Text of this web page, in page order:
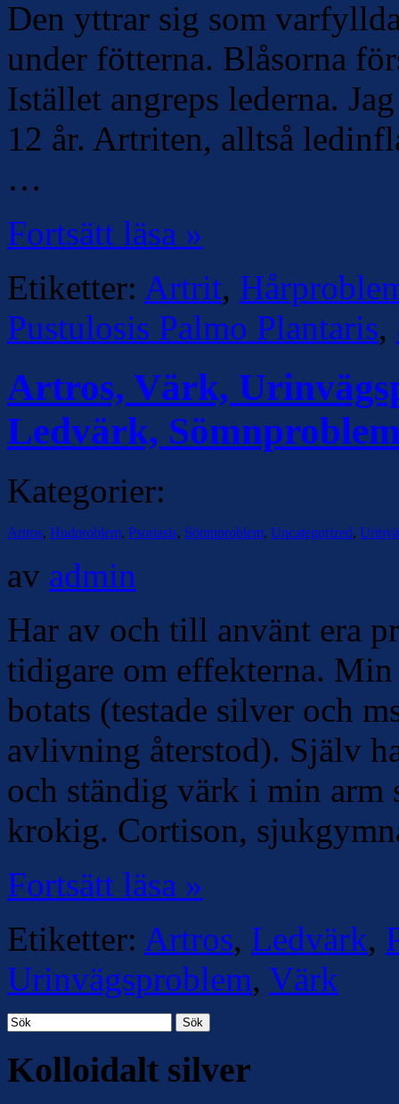
Den yttrar sig som
under fötterna. Blåsorna
Istället angreps lederna.
12 år. Artriten, alltså
…
Fortsätt läsa »
Etiketter: Artrit,
Pustulosis Palmo Plantaris,
Artros, Värk,
Ledvärk,
Kategorier:
Artros, Hudproblem, Psoriasis, Sömnproblem, Uncategorized,
av admin
Har av och till använt era
tidigare om effekterna.
botats (testade silver och
avlivning återstod). Själv
och ständig värk i min
krokig. Cortison,
Fortsätt läsa »
Etiketter: Artros, Ledvärk,
Urinvägsproblem, Värk
Sök
Kolloidalt silver